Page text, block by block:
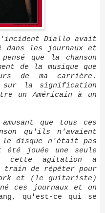
dans les journaux et
que la chanson
de la musique que
de ma carrière.
sur la signification
un Américain à un
que tous ces
qu'ils n'avaient
le disque n'était pas
été jouée une seule
cette agitation a
train de répéter pour
et (le guitariste)
ces journaux et on
qu'est-ce qui se